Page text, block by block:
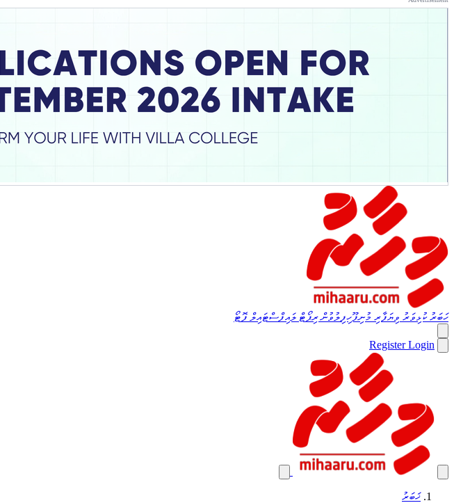
ހަބަރުކުޅިވަރު ވިޔަފާރި މުނިފޫހިފިލުވުންރިޕޯޓް ލައިފްސްޓައިލް ފޮޓޯ
RegisterLogin
ޚަބަރު